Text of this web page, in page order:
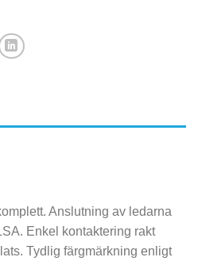
Anslutning av ledarna
Enkel kontaktering rakt
Tydlig färgmärkning enligt